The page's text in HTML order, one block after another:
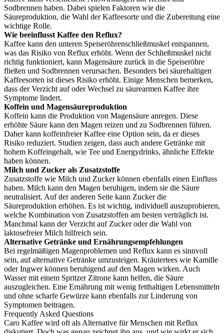
Sodbrennen haben. Dabei spielen Faktoren wie die
Säureproduktion, die Wahl der Kaffeesorte und die Zubereitung eine
wichtige Rolle.
Wie beeinflusst Kaffee den Reflux?
Kaffee kann den unteren Speiseröhrenschließmuskel entspannen,
was das Risiko von Reflux erhöht. Wenn der Schließmuskel nicht
richtig funktioniert, kann Magensäure zurück in die Speiseröhre
fließen und Sodbrennen verursachen. Besonders bei säurehaltigen
Kaffeesorten ist dieses Risiko erhöht. Einige Menschen bemerken,
dass der Verzicht auf oder Wechsel zu säurearmen Kaffee ihre
Symptome lindert.
Koffein und Magensäureproduktion
Koffein kann die Produktion von Magensäure anregen. Diese
erhöhte Säure kann den Magen reizen und zu Sodbrennen führen.
Daher kann koffeinfreier Kaffee eine Option sein, da er dieses
Risiko reduziert. Studien zeigen, dass auch andere Getränke mit
hohem Koffeingehalt, wie Tee und Energydrinks, ähnliche Effekte
haben können.
Milch und Zucker als Zusatzstoffe
Zusatzstoffe wie Milch und Zucker können ebenfalls einen Einfluss
haben. Milch kann den Magen beruhigen, indem sie die Säure
neutralisiert. Auf der anderen Seite kann Zucker die
Säureproduktion erhöhen. Es ist wichtig, individuell auszuprobieren,
welche Kombination von Zusatzstoffen am besten verträglich ist.
Manchmal kann der Verzicht auf Zucker oder die Wahl von
laktosefreier Milch hilfreich sein.
Alternative Getränke und Ernährungsempfehlungen
Bei regelmäßigen Magenproblemen und Reflux kann es sinnvoll
sein, auf alternative Getränke umzusteigen. Kräutertees wie Kamille
oder Ingwer können beruhigend auf den Magen wirken. Auch
Wasser mit einem Spritzer Zitrone kann helfen, die Säure
auszugleichen. Eine Ernährung mit wenig fetthaltigen Lebensmitteln
und ohne scharfe Gewürze kann ebenfalls zur Linderung von
Symptomen beitragen.
Frequently Asked Questions
Caro Kaffee wird oft als Alternative für Menschen mit Reflux